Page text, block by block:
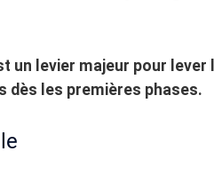
un levier majeur pour
dès les premières phases.